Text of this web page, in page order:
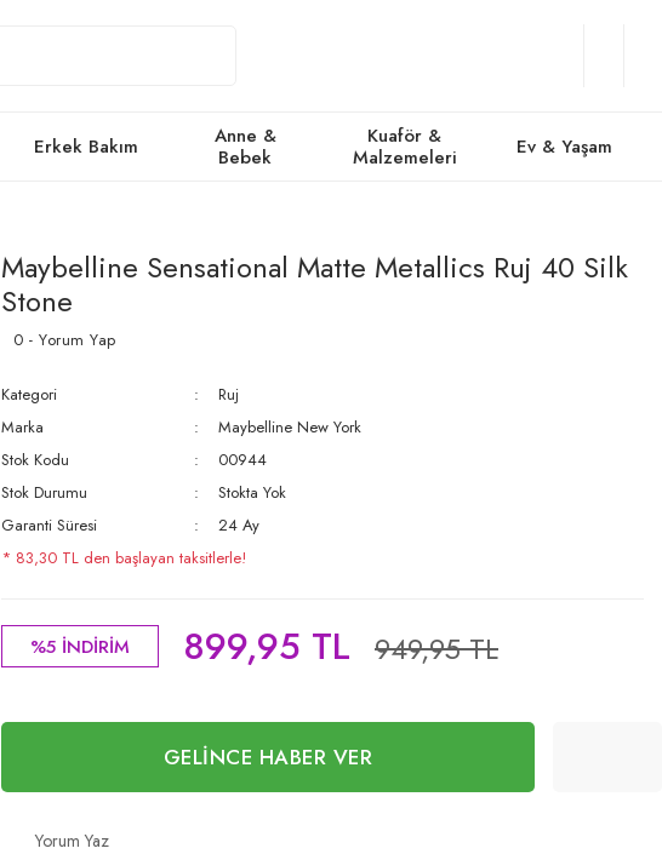
Erkek Bakım
Anne &
Bebek
Kuaför &
Malzemeleri
Ev & Yaşam
Maybelline Sensational Matte Metallics Ruj 40 Silk
Stone
0 - Yorum Yap
Kategori
Ruj
Marka
Maybelline New York
Stok Kodu
00944
Stok Durumu
Stokta Yok
Garanti Süresi
24 Ay
* 83,30 TL den başlayan taksitlerle!
%5 İNDİRİM 899,95 TL 949,95 TL
GELİNCE HABER VER
Yorum Yaz